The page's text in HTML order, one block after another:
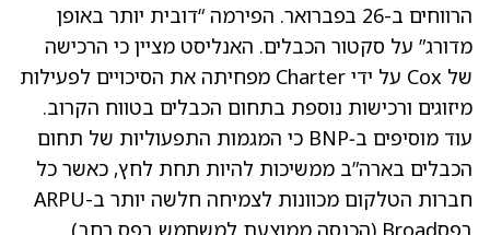
הרווחים ב-26 בפברואר. הפירמה “דובית יותר באופן
מדורג” על סקטור הכבלים. האנליסט מציין כי הרכישה
של Cox על ידי Charter מפחיתה את הסיכויים לפעילות
מיזוגים ורכישות נוספת בתחום הכבלים בטווח הקרוב.
עוד מוסיפים ב‑BNP כי המגמות התפעוליות של תחום
הכבלים בארה”ב ממשיכות להיות תחת לחץ, כאשר כל
חברות הטלקום מכוונות לצמיחה חלשה יותר ב-ARPU
בפסBroad (הכנסה ממוצעת למשתמש בפס רחב)